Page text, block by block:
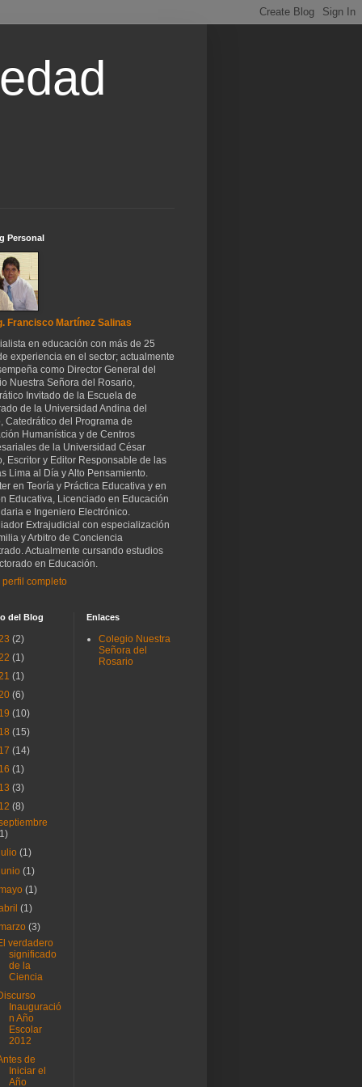
Personal
Francisco Martínez Salinas
en educación con más de 25
experiencia en el sector; actualmente
como Director General del
Nuestra Señora del Rosario,
Invitado de la Escuela de
de la Universidad Andina del
Catedrático del Programa de
Humanística y de Centros
de la Universidad César
Escritor y Editor Responsable de las
Lima al Día y Alto Pensamiento.
en Teoría y Práctica Educativa y en
Educativa, Licenciado en Educación
e Ingeniero Electrónico.
Extrajudicial con especialización
y Arbitro de Conciencia
Actualmente cursando estudios
en Educación.
perfil completo
del Blog
(2)
(1)
(1)
(6)
(10)
(15)
(14)
(1)
(3)
(8)
(1)
(1)
(1)
(1)
(3)
verdadero
significado
de la
Ciencia
Inauguració
n Año
Escolar
2012
de
Iniciar el
Año
Enlaces
Colegio Nuestra
Señora del
Rosario